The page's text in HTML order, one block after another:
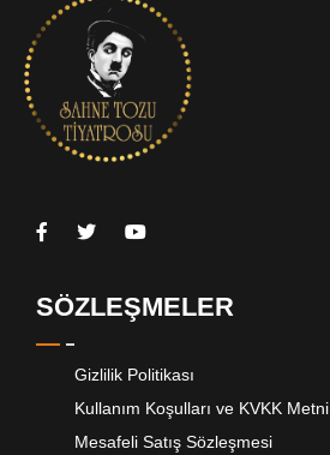
SÖZLEŞMELER
Gizlilik Politikası
Kullanım Koşulları ve KVKK Metni
Mesafeli Satış Sözleşmesi